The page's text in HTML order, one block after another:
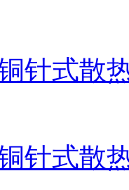
针式散
针式散